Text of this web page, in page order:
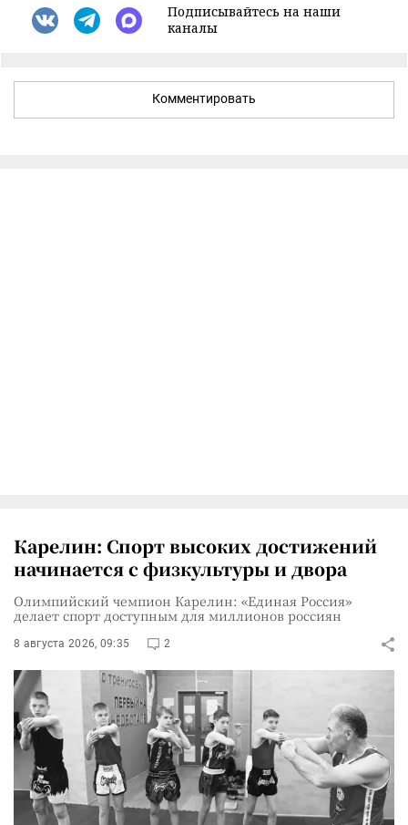
Подписывайтесь на наши
каналы
Комментировать
Карелин: Спорт высоких достижений
начинается с физкультуры и двора
Олимпийский чемпион Карелин: «Единая Россия»
делает спорт доступным для миллионов россиян
8 августа 2026, 09:35 2